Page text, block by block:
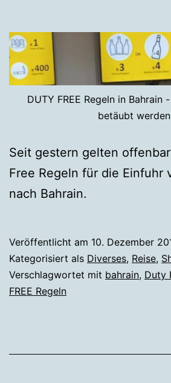
DUTY FREE Regeln in Bahrain
betäubt
Seit gestern gelten
Free Regeln für die Einfuhr
nach Bahrain.
Veröffentlicht am 10. Dezember
Kategorisiert als Diverses, Reise,
Verschlagwortet mit bahrain, Duty
FREE Regeln